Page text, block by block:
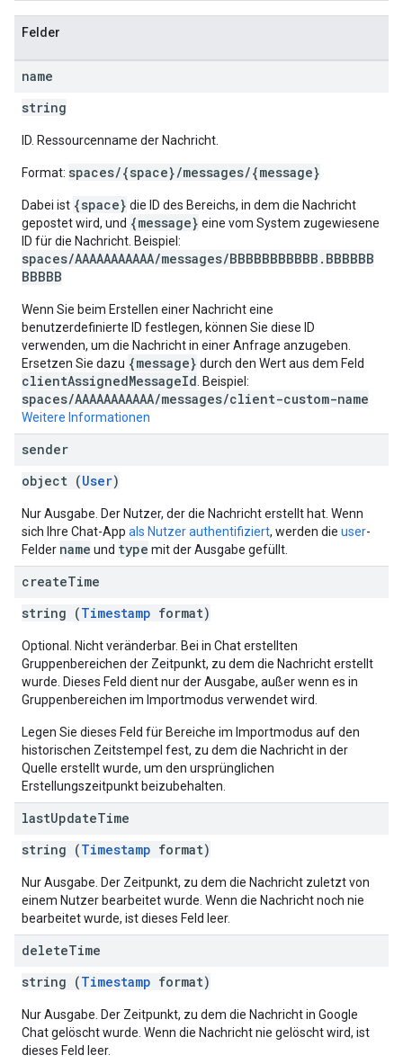
Felder
name
string
ID. Ressourcenname der Nachricht.
Format: spaces/{space}/messages/{message}
Dabei ist {space} die ID des Bereichs, in dem die Nachricht
gepostet wird, und {message} eine vom System zugewiesene
ID für die Nachricht. Beispiel:
spaces/AAAAAAAAAAA/messages/BBBBBBBBBBB.BBBBBB
BBBBB
Wenn Sie beim Erstellen einer Nachricht eine
benutzerdefinierte ID festlegen, können Sie diese ID
verwenden, um die Nachricht in einer Anfrage anzugeben.
Ersetzen Sie dazu {message} durch den Wert aus dem Feld
clientAssignedMessageId . Beispiel:
spaces/AAAAAAAAAAA/messages/client-custom-name
Weitere Informationen
sender
object (User)
Nur Ausgabe. Der Nutzer, der die Nachricht erstellt hat. Wenn
sich Ihre Chat-App als Nutzer authentifiziert, werden die user-
Felder name und type mit der Ausgabe gefüllt.
createTime
string (Timestamp format)
Optional. Nicht veränderbar. Bei in Chat erstellten
Gruppenbereichen der Zeitpunkt, zu dem die Nachricht erstellt
wurde. Dieses Feld dient nur der Ausgabe, außer wenn es in
Gruppenbereichen im Importmodus verwendet wird.
Legen Sie dieses Feld für Bereiche im Importmodus auf den
historischen Zeitstempel fest, zu dem die Nachricht in der
Quelle erstellt wurde, um den ursprünglichen
Erstellungszeitpunkt beizubehalten.
lastUpdateTime
string (Timestamp format)
Nur Ausgabe. Der Zeitpunkt, zu dem die Nachricht zuletzt von
einem Nutzer bearbeitet wurde. Wenn die Nachricht noch nie
bearbeitet wurde, ist dieses Feld leer.
deleteTime
string (Timestamp format)
Nur Ausgabe. Der Zeitpunkt, zu dem die Nachricht in Google
Chat gelöscht wurde. Wenn die Nachricht nie gelöscht wird, ist
dieses Feld leer.